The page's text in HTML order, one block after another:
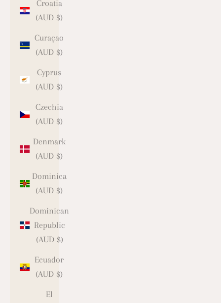
Croatia
(AUD $)
Curaçao
(AUD $)
Cyprus
(AUD $)
Czechia
(AUD $)
Denmark
(AUD $)
Dominica
(AUD $)
Dominican
Republic
(AUD $)
Ecuador
(AUD $)
El